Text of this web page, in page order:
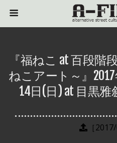
『福ねこ at 百段階
ねこアート～』
14日(日) at 目黒雅
［